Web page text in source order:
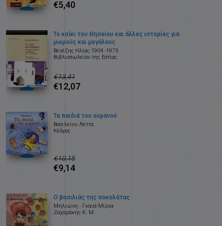
€5,40
Το καΐκι του Θησείου και άλλες ιστορίες για
μικρούς και μεγάλους
Βενέζης Ηλίας 1904 -1973
Βιβλιοπωλείον της Εστίας
€13,41
€12,07
Τα παιδιά του ουρανού
Βασιλείου Λέττα
Κέδρος
€10,15
€9,14
Ο βασιλιάς της σοκολάτας
Μηλιώνη - Γκανά Μίρνα
Ζαχαράκης Κ. Μ.